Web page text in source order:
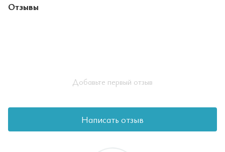
Отзывы
Добавьте первый отзыв
Написать отзыв